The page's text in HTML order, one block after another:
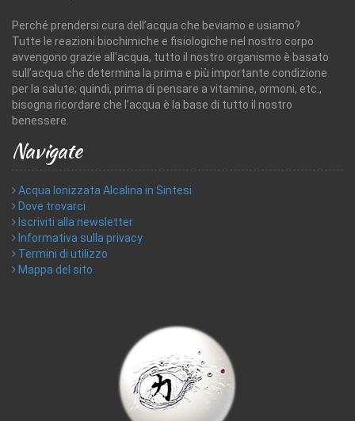
Perché prendersi cura dell’acqua che beviamo e usiamo?
Tutte le reazioni biochimiche e fisiologiche nel nostro corpo
avvengono grazie all'acqua, tutto il nostro organismo è basato
sull’acqua che determina la prima e più importante condizione
per la salute; quindi, prima di pensare a vitamine, ormoni, etc.,
bisogna ricordare che l’acqua è la base di tutto il nostro
benessere.
Navigate
Acqua Ionizzata Alcalina in Sintesi
Dove trovarci
Iscriviti alla newsletter
Informativa sulla privacy
Termini di utilizzo
Mappa del sito